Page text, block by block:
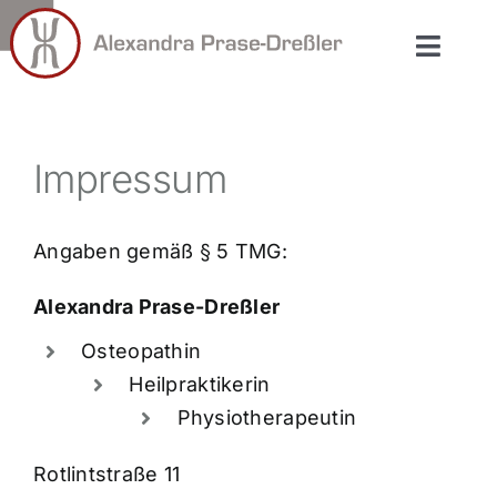
Zum
Inhalt
springen
Impressum
Angaben gemäß § 5 TMG:
Alexandra Prase-Dreßler
Osteopathin
Heilpraktikerin
Physiotherapeutin
Rotlintstraße 11